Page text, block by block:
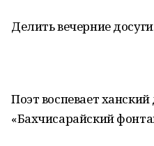
Делить вечерние
Поэт воспевает
«Бахчисарайский